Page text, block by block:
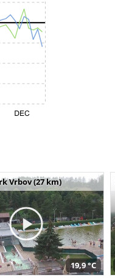
Vrbov (27 km)
19,9 °C